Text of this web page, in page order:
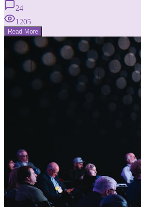
24
1205
Read More